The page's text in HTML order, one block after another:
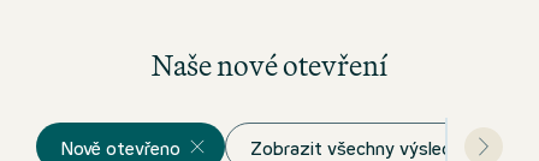
Naše nové otevření
Nově otevřeno Zobrazit všechny výsledky